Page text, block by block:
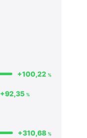
+100,22 %
+92,35 %
+310,68 %